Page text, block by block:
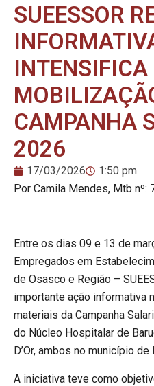
SUEESSOR
INTENSIFICA
CAMPANHA
2026
17/03/2026
1:50 pm
Por Camila Mendes, Mtb nº:
Entre os dias 09 e 13 de
Empregados em
de Osasco e Região –
importante ação informativa
materiais da Campanha
do Núcleo Hospitalar de
D’Or, ambos no município de
A iniciativa teve como